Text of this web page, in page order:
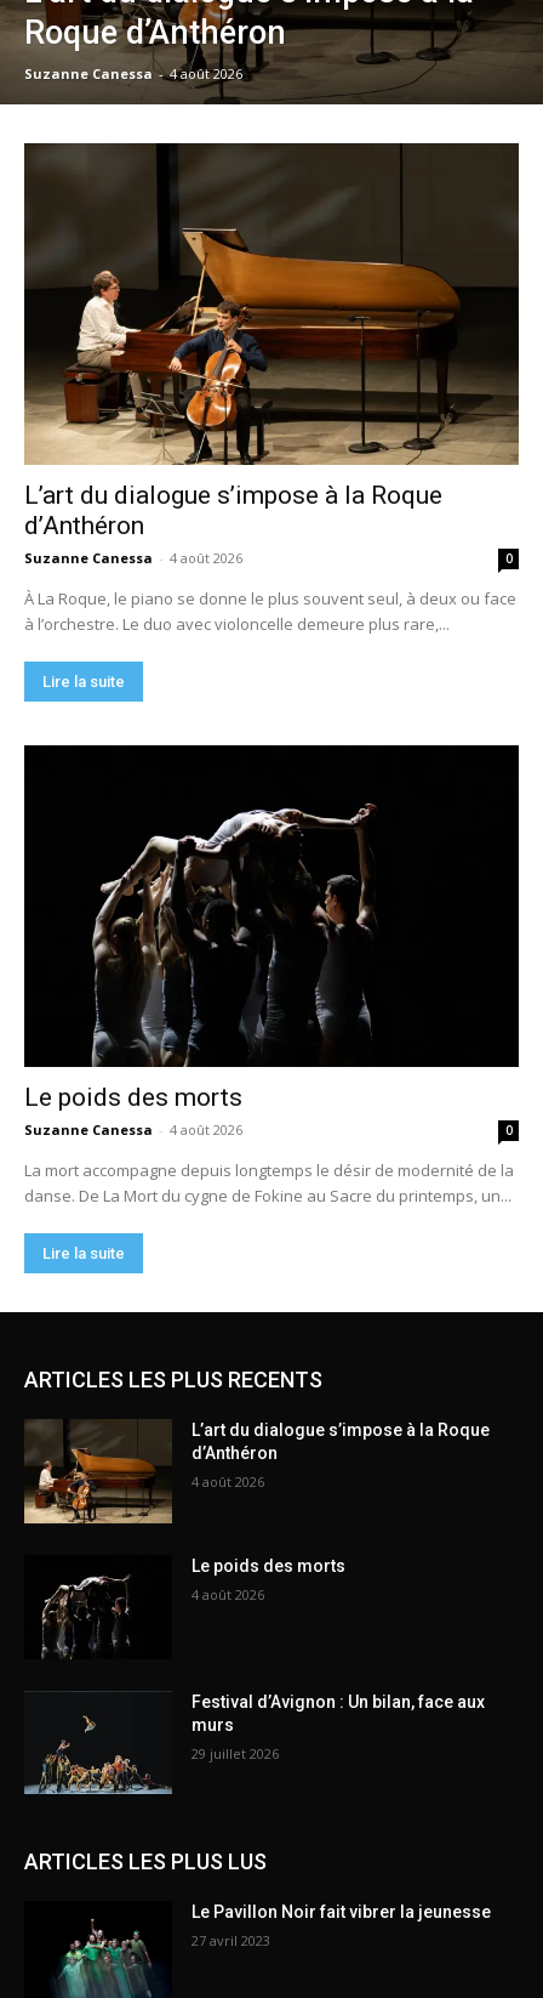
ARTICLES LES PLUS RECENTS
L’art du dialogue s’impose à la Roque
d’Anthéron
4 août 2026
Le poids des morts
4 août 2026
Festival d’Avignon : Un bilan, face aux
murs
29 juillet 2026
ARTICLES LES PLUS LUS
Le Pavillon Noir fait vibrer la jeunesse
27 avril 2023